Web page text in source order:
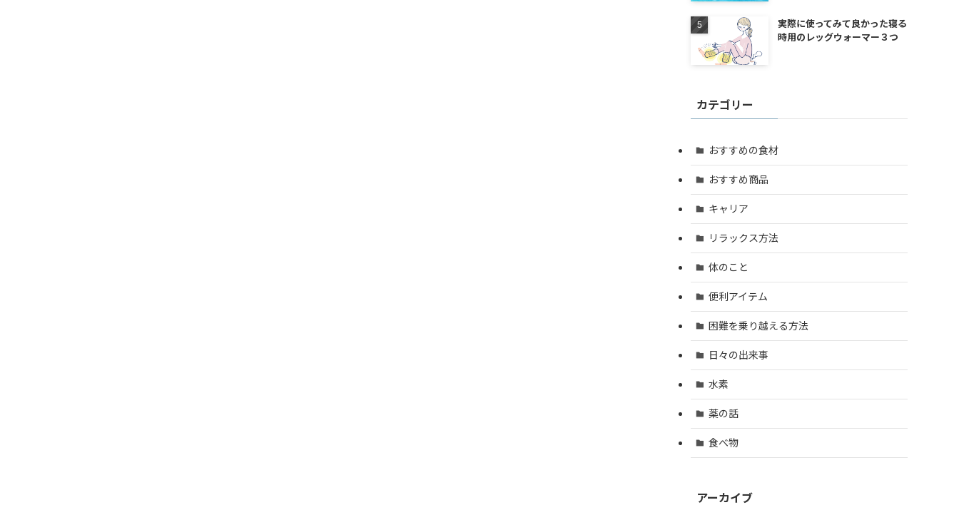
実際に使ってみて良かった寝る
時用のレッグウォーマー３つ
カテゴリー
おすすめの食材
おすすめ商品
キャリア
リラックス方法
体のこと
便利アイテム
困難を乗り越える方法
日々の出来事
水素
薬の話
食べ物
アーカイブ